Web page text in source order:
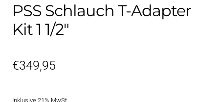
PSS Schlauch T-Adapter
Kit 1 1/2″
€349,95
Inklusive 21% MwSt